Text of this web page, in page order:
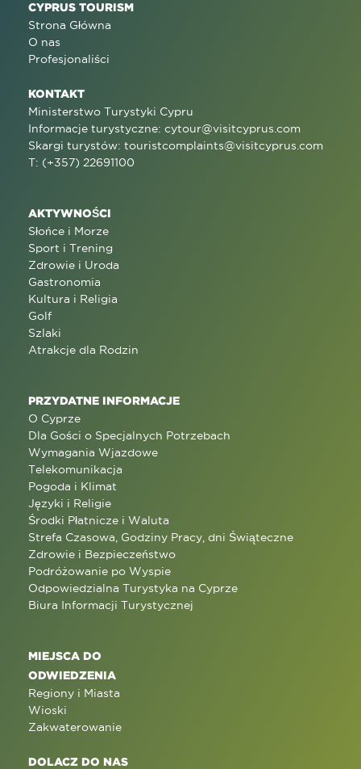
CYPRUS TOURISM
Strona Główna
O nas
Profesjonaliści
KONTAKT
Ministerstwo Turystyki Cypru
Informacje turystyczne: cytour@visitcyprus.com
Skargi turystów: touristcomplaints@visitcyprus.com
T: (+357) 22691100
AKTYWNOŚCI
Słońce i Morze
Sport i Trening
Zdrowie i Uroda
Gastronomia
Kultura i Religia
Golf
Szlaki
Atrakcje dla Rodzin
PRZYDATNE INFORMACJE
O Cyprze
Dla Gości o Specjalnych Potrzebach
Wymagania Wjazdowe
Telekomunikacja
Pogoda i Klimat
Języki i Religie
Środki Płatnicze i Waluta
Strefa Czasowa, Godziny Pracy, dni Świąteczne
Zdrowie i Bezpieczeństwo
Podróżowanie po Wyspie
Odpowiedzialna Turystyka na Cyprze
Biura Informacji Turystycznej
MIEJSCA DO
ODWIEDZENIA
Regiony i Miasta
Wioski
Zakwaterowanie
DOLACZ DO NAS